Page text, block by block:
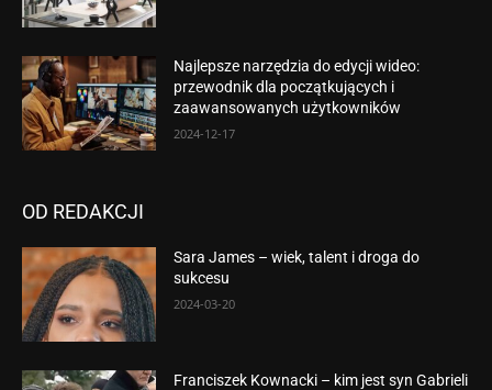
Najlepsze narzędzia do edycji wideo:
przewodnik dla początkujących i
zaawansowanych użytkowników
2024-12-17
OD REDAKCJI
Sara James – wiek, talent i droga do
sukcesu
2024-03-20
Franciszek Kownacki – kim jest syn Gabrieli